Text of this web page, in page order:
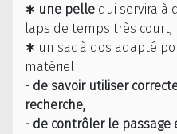
∗ une pelle qui servira à
laps de temps très court,
∗ un sac à dos adapté
matériel
- de savoir utiliser
recherche,
- de contrôler le passage